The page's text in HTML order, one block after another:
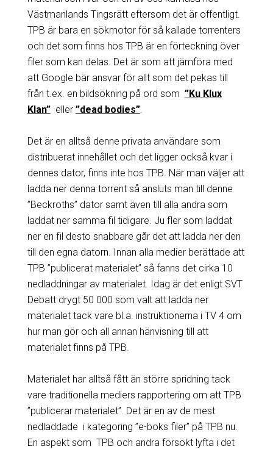
Västmanlands Tingsrätt eftersom det är offentligt.
TPB är bara en sökmotor för så kallade torrenters
och det som finns hos TPB är en förteckning över
filer som kan delas. Det är som att jämföra med
att Google bär ansvar för allt som det pekas till
från t.ex. en bildsökning på ord som ”Ku Klux
Klan”eller ”dead bodies”.
Det är en alltså denne privata användare som
distribuerat innehållet och det ligger också kvar i
dennes dator, finns inte hos TPB. När man väljer att
ladda ner denna torrent så ansluts man till denne
”Beckroths” dator samt även till alla andra som
laddat ner samma fil tidigare. Ju fler som laddat
ner en fil desto snabbare går det att ladda ner den
till den egna datorn. Innan alla medier berättade att
TPB ”publicerat materialet” så fanns det cirka 10
nedladdningar av materialet. Idag är det enligt SVT
Debatt drygt 50 000 som valt att ladda ner
materialet tack vare bl.a. instruktionerna i TV 4 om
hur man gör och all annan hänvisning till att
materialet finns på TPB.
Materialet har alltså fått än större spridning tack
vare traditionella mediers rapportering om att TPB
”publicerar materialet”. Det är en av de mest
nedladdade i kategoring ”e-boks filer” på TPB nu.
En aspekt som TPB och andra försökt lyfta i det